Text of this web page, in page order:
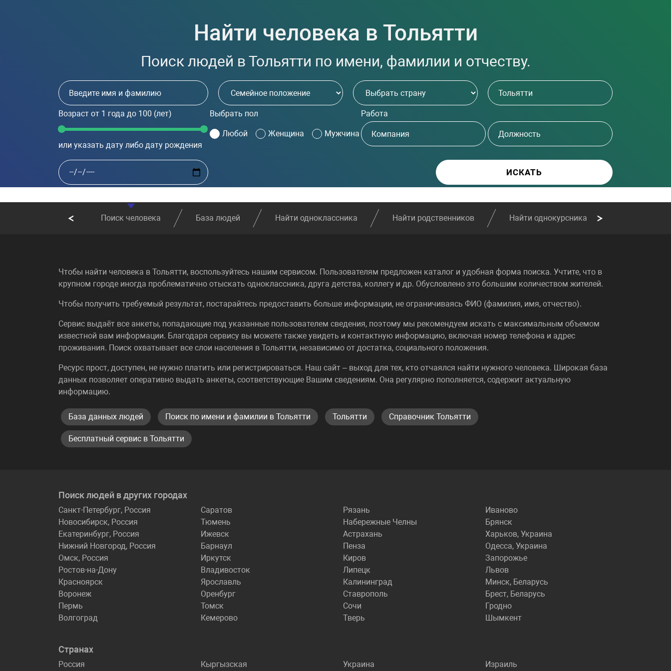
Найти человека в Тольятти
Поиск людей в Тольятти по имени, фамилии и отчеству.
Возраст от 1 года до 100 (лет)
или указать дату либо дату рождения
Выбрать пол
Любой Женщина Мужчина
Работа
Поиск человека База людей Найти одноклассника Найти родственников Найти однокурсника
Чтобы найти человека в Тольятти, воспользуйтесь нашим сервисом. Пользователям предложен каталог и удобная форма поиска. Учтите, что в
крупном городе иногда проблематично отыскать одноклассника, друга детства, коллегу и др. Обусловлено это большим количеством жителей.
Чтобы получить требуемый результат, постарайтесь предоставить больше информации, не ограничиваясь ФИО (фамилия, имя, отчество).
Сервис выдаёт все анкеты, попадающие под указанные пользователем сведения, поэтому мы рекомендуем искать с максимальным объемом
известной вам информации. Благодаря сервису вы можете также увидеть и контактную информацию, включая номер телефона и адрес
проживания. Поиск охватывает все слои населения в Тольятти, независимо от достатка, социального положения.
Ресурс прост, доступен, не нужно платить или регистрироваться. Наш сайт – выход для тех, кто отчаялся найти нужного человека. Широкая база
данных позволяет оперативно выдать анкеты, соответствующие Вашим сведениям. Она регулярно пополняется, содержит актуальную
информацию.
База данных людей Поиск по имени и фамилии в Тольятти Тольятти Справочник Тольятти
Бесплатный сервис в Тольятти
Поиск людей в других городах
Санкт-Петербург, Россия
Новосибирск, Россия
Екатеринбург, Россия
Нижний Новгород, Россия
Омск, Россия
Ростов-на-Дону
Красноярск
Воронеж
Пермь
Волгоград
Саратов
Тюмень
Ижевск
Барнаул
Иркутск
Владивосток
Ярославль
Оренбург
Томск
Кемерово
Рязань
Набережные Челны
Астрахань
Пенза
Киров
Липецк
Калининград
Ставрополь
Сочи
Тверь
Иваново
Брянск
Харьков, Украина
Одесса, Украина
Запорожье
Львов
Минск, Беларусь
Брест, Беларусь
Гродно
Шымкент
Странах
Россия Кыргызская Украина Израиль